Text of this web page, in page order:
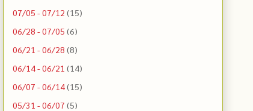
07/05 - 07/12 (15)
06/28 - 07/05 (6)
06/21 - 06/28 (8)
06/14 - 06/21 (14)
06/07 - 06/14(15)
05/31 - 06/07 (5)